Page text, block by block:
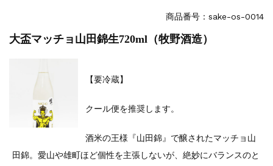
商品番号：sake-os-0014
大盃マッチョ山田錦生720ml（牧野酒造）
【要冷蔵】
クール便を推奨します。
酒米の王様『山田錦』で醸されたマッチョ山
田錦。愛山や雄町ほど個性を主張しないが、絶妙にバランスのと